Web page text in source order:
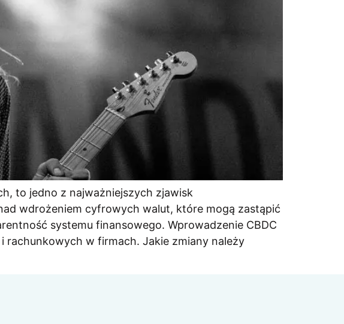
to jedno z najważniejszych zjawisk
wdrożeniem cyfrowych walut, które mogą zastąpić
systemu finansowego. Wprowadzenie CBDC
rachunkowych w firmach. Jakie zmiany należy